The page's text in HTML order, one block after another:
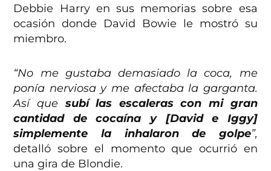
Debbie Harry en sus memorias sobre esa
ocasión donde David Bowie le mostró su
miembro.
“No me gustaba demasiado la coca, me
ponía nerviosa y me afectaba la garganta.
Así que subí las escaleras con mi gran
cantidad de cocaína y [David e Iggy]
simplemente la inhalaron de golpe”,
detalló sobre el momento que ocurrió en
una gira de Blondie.